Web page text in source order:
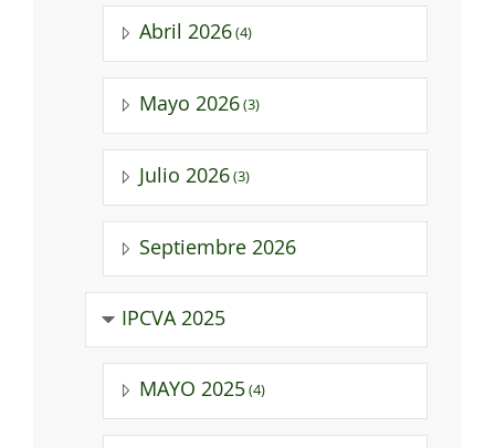
Abril 2026 (4)
Mayo 2026 (3)
Julio 2026 (3)
Septiembre 2026
IPCVA 2025
MAYO 2025 (4)